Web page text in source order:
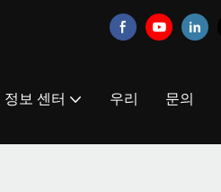
정보 센터 우리 문의